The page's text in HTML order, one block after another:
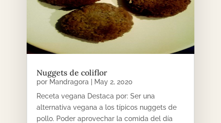
Nuggets de coliflor
por Mandragora
May 2, 2020
Receta vegana Destaca por: Ser una
alternativa vegana a los típicos nuggets de
pollo. Poder aprovechar la comida del día